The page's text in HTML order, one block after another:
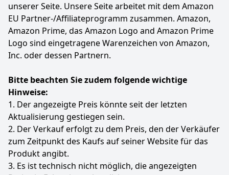
unserer Seite. Unsere Seite arbeitet mit dem Amazon
EU Partner-/Affiliateprogramm zusammen. Amazon,
Amazon Prime, das Amazon Logo and Amazon Prime
Logo sind eingetragene Warenzeichen von Amazon,
Inc. oder dessen Partnern.
Bitte beachten Sie zudem folgende wichtige
Hinweise:
1. Der angezeigte Preis könnte seit der letzten
Aktualisierung gestiegen sein.
2. Der Verkauf erfolgt zu dem Preis, den der Verkäufer
zum Zeitpunkt des Kaufs auf seiner Website für das
Produkt angibt.
3. Es ist technisch nicht möglich, die angezeigten